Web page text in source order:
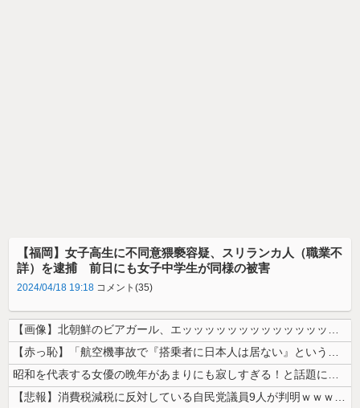
【福岡】女子高生に不同意猥褻容疑、スリランカ人（職業不
詳）を逮捕 前日にも女子中学生が同様の被害
2024/04/18 19:18 コメント(35)
【画像】北朝鮮のビアガール、エッッッッッッッッッッッッッッッッッ！
【赤っ恥】「航空機事故で『搭乗者に日本人は居ない』という発表は嫌い。人...
昭和を代表する女優の晩年があまりにも寂しすぎる！と話題に、自身の子供を...
【悲報】消費税減税に反対している自民党議員9人が判明ｗｗｗｗｗｗ